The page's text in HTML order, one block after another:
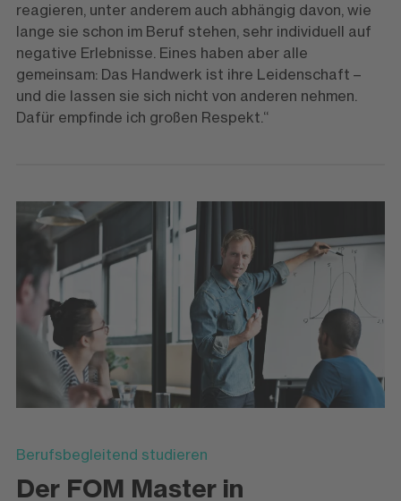
reagieren, unter anderem auch abhängig davon, wie
lange sie schon im Beruf stehen, sehr individuell auf
negative Erlebnisse. Eines haben aber alle
gemeinsam: Das Handwerk ist ihre Leidenschaft –
und die lassen sie sich nicht von anderen nehmen.
Dafür empfinde ich großen Respekt.“
Berufsbegleitend studieren
Der FOM Master in